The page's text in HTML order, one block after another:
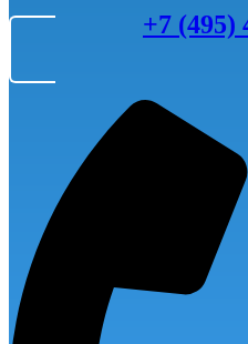
+7 (495)